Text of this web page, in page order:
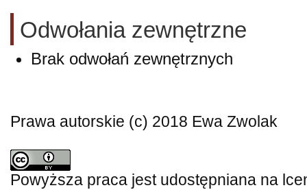
Odwołania zewnętrzne
Brak odwołań zewnętrznych
Prawa autorskie (c) 2018 Ewa Zwolak
Powyższa praca jest udostępniana na